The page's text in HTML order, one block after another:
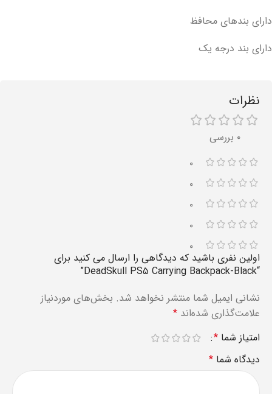
دارای بندهای محافظ
دارای بند درجه یک
نظرات
۰ بررسی
۰
۰
۰
۰
۰
اولین نفری باشید که دیدگاهی را ارسال می کنید برای
“DeadSkull PS۵ Carrying Backpack-Black”
نشانی ایمیل شما منتشر نخواهد شد. بخش‌های موردنیاز
علامت‌گذاری شده‌اند *
امتیاز شما *
دیدگاه شما *